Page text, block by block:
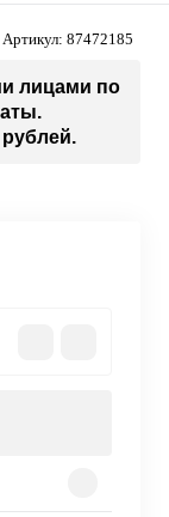
Артикул: 87472185
лицами по